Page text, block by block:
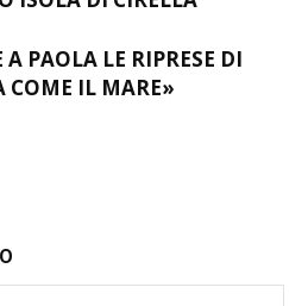
PAOLA LE RIPRESE DI
COME IL MARE»